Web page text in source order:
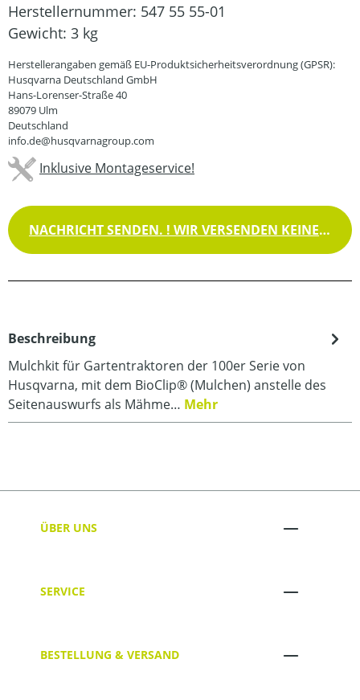
Herstellernummer: 547 55 55-01
Gewicht: 3 kg
Herstellerangaben gemäß EU-Produktsicherheitsverordnung (GPSR):
Husqvarna Deutschland GmbH
Hans-Lorenser-Straße 40
89079 Ulm
Deutschland
info.de@husqvarnagroup.com
Inklusive Montageservice!
NACHRICHT SENDEN. ! WIR VERSENDEN KEINE WAREN !
Beschreibung
Mulchkit für Gartentraktoren der 100er Serie von
Husqvarna, mit dem BioClip® (Mulchen) anstelle des
Seitenauswurfs als Mähme… Mehr
ÜBER UNS
SERVICE
BESTELLUNG & VERSAND